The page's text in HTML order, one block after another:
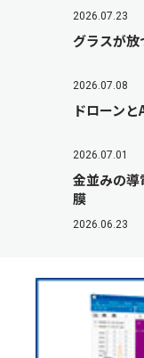
2026.07.23
グラスが放
2026.07.08
ドローン
2026.07.01
金並みの
膜
2026.06.23